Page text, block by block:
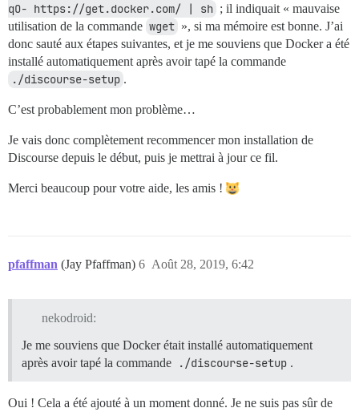
qO- https://get.docker.com/ | sh ; il indiquait « mauvaise
utilisation de la commande wget », si ma mémoire est bonne. J’ai
donc sauté aux étapes suivantes, et je me souviens que Docker a été
installé automatiquement après avoir tapé la commande
./discourse-setup .
C’est probablement mon problème…
Je vais donc complètement recommencer mon installation de
Discourse depuis le début, puis je mettrai à jour ce fil.
Merci beaucoup pour votre aide, les amis !
pfaffman (Jay Pfaffman) Août 28, 2019, 6:42
6
nekodroid:
Je me souviens que Docker était installé automatiquement
après avoir tapé la commande
./discourse-setup .
Oui ! Cela a été ajouté à un moment donné. Je ne suis pas sûr de